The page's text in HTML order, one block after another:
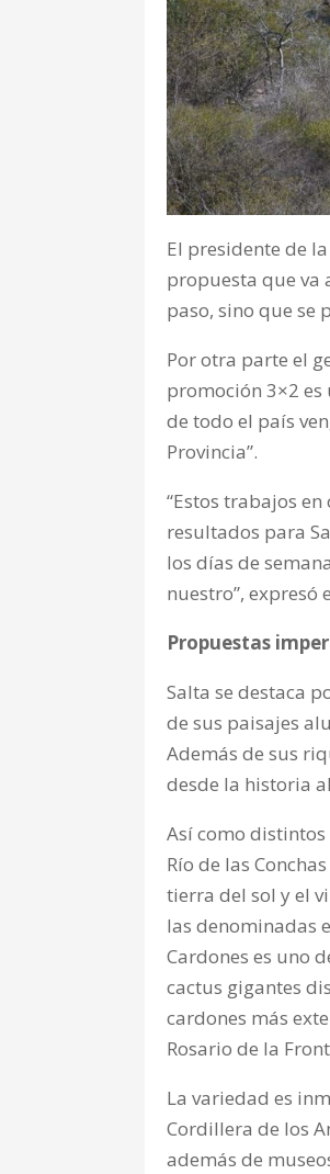
El presidente de
propuesta que va
paso, sino que se
Por otra parte el
promoción 3×2
de todo el país
Provincia”.
“Estos trabajos
resultados para
los días de
nuestro”, expresó
Propuestas
Salta se destaca
de sus paisajes
Además de sus
desde la historia
Así como
Río de las
tierra del sol y el
las denominadas
Cardones es uno
cactus gigantes
cardones más
Rosario de la
La variedad es
Cordillera de los
además de